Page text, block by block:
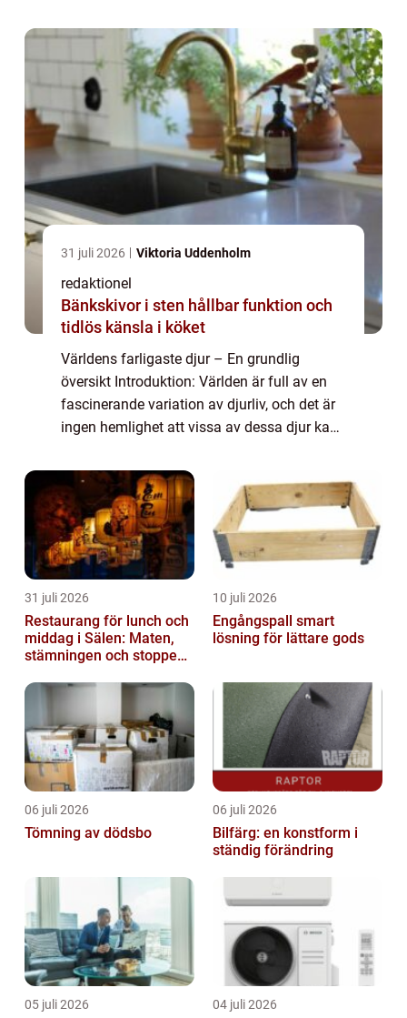
31 juli 2026 Viktoria Uddenholm
redaktionel
Bänkskivor i sten hållbar funktion och
tidlös känsla i köket
Världens farligaste djur – En grundlig
översikt Introduktion: Världen är full av en
fascinerande variation av djurliv, och det är
ingen hemlighet att vissa av dessa djur kan
artikel kommer vi att dyka...
31 juli 2026
Restaurang för lunch och
middag i Sälen: Maten,
stämningen och stoppen
10 juli 2026
Engångspall smart
lösning för lättare gods
06 juli 2026
Tömning av dödsbo
06 juli 2026
Bilfärg: en konstform i
ständig förändring
05 juli 2026 04 juli 2026